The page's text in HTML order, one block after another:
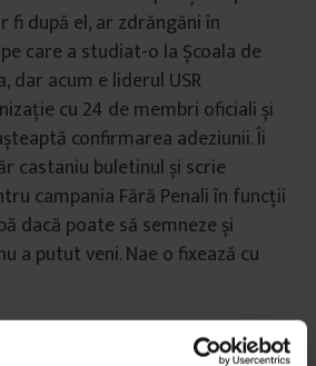
fi după el, ar zdrăngăni în
care a studiat-o la Școala de
dar acum e liderul USR
cu 24 de membri oficiali și
confirmarea adeziunii. Îi
castaniu buletinul și scrie
campania Fără Penali în funcții
dacă poate să semneze și
a putut veni. Nae o fixează cu